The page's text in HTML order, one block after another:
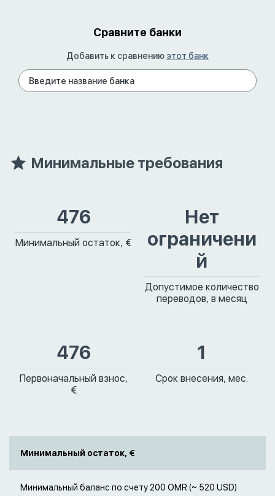
Сравните банки
Добавить к сравнению этот банк
Минимальные требования
476
Минимальный остаток, €
Нет
ограничени
й
Допустимое количество
переводов, в месяц
476
Первоначальный взнос,
€
1
Срок внесения, мес.
Минимальный остаток, €
Минимальный баланс по счету 200 OMR (~ 520 USD)